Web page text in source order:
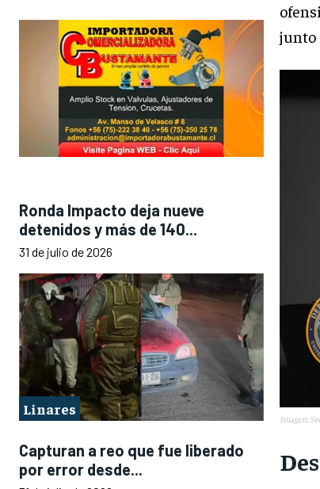
Ronda Impacto deja nueve
detenidos y más de 140...
31 de julio de 2026
Linares
Capturan a reo que fue liberado
por error desde...
junto
Imagen: